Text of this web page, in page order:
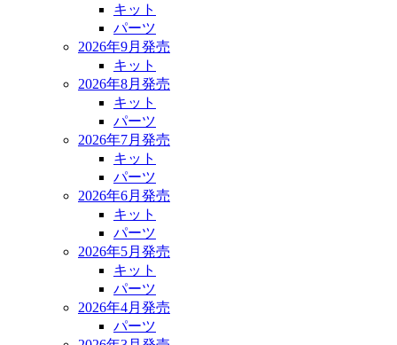
キット
パーツ
2026年9月発売
キット
2026年8月発売
キット
パーツ
2026年7月発売
キット
パーツ
2026年6月発売
キット
パーツ
2026年5月発売
キット
パーツ
2026年4月発売
パーツ